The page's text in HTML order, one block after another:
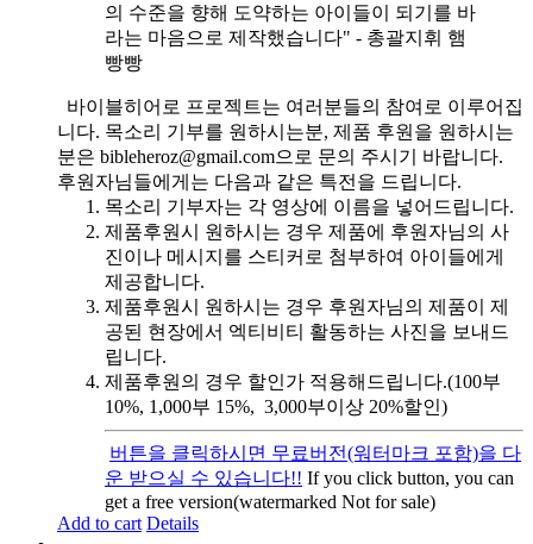
의 수준을 향해 도약하는 아이들이 되기를 바
라는 마음으로 제작했습니다" - 총괄지휘 햄
빵빵
바이블히어로 프로젝트는 여러분들의 참여로 이루어집
니다. 목소리 기부를 원하시는분, 제품 후원을 원하시는
분은 bibleheroz@gmail.com으로 문의 주시기 바랍니다.
후원자님들에게는 다음과 같은 특전을 드립니다.
목소리 기부자는 각 영상에 이름을 넣어드립니다.
제품후원시 원하시는 경우 제품에 후원자님의 사
진이나 메시지를 스티커로 첨부하여 아이들에게
제공합니다.
제품후원시 원하시는 경우 후원자님의 제품이 제
공된 현장에서 엑티비티 활동하는 사진을 보내드
립니다.
제품후원의 경우 할인가 적용해드립니다.(100부
10%, 1,000부 15%, 3,000부이상 20%할인)
버튼을 클릭하시면 무료버전(워터마크 포함)을 다
운 받으실 수 있습니다!! If you click button, you can
get a free version(watermarked Not for sale)
Add to cart Details